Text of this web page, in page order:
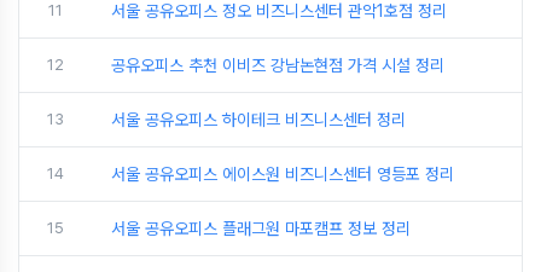
11 서울 공유오피스 정오 비즈니스센터 관악1호점 정리
12 공유오피스 추천 이비즈 강남논현점 가격 시설 정리
13 서울 공유오피스 하이테크 비즈니스센터 정리
14 서울 공유오피스 에이스원 비즈니스센터 영등포 정리
15 서울 공유오피스 플래그원 마포캠프 정보 정리